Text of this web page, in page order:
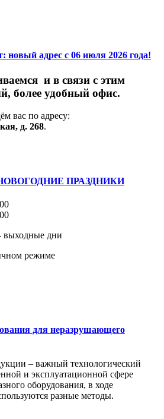
новый адрес с 06 июля 2026 года!
и в связи с этим
более удобный офис.
вас по адресу:
д. 268.
ПРАЗДНИКИ
выходные дни
режиме
для неразрушающего
– важный технологический
и эксплуатационной сфере
оборудования, в ходе
разные методы.